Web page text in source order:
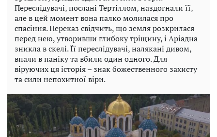
Переслідувачі, послані Тертіллом, наздогнали її,
але в цей момент вона палко молилася про
спасіння. Переказ свідчить, що земля розкрилася
перед нею, утворивши глибоку тріщину, і Аріадна
зникла в скелі. Її переслідувачі, налякані дивом,
впали в паніку та вбили один одного. Для
віруючих ця історія – знак божественного захисту
та сили непохитної віри.